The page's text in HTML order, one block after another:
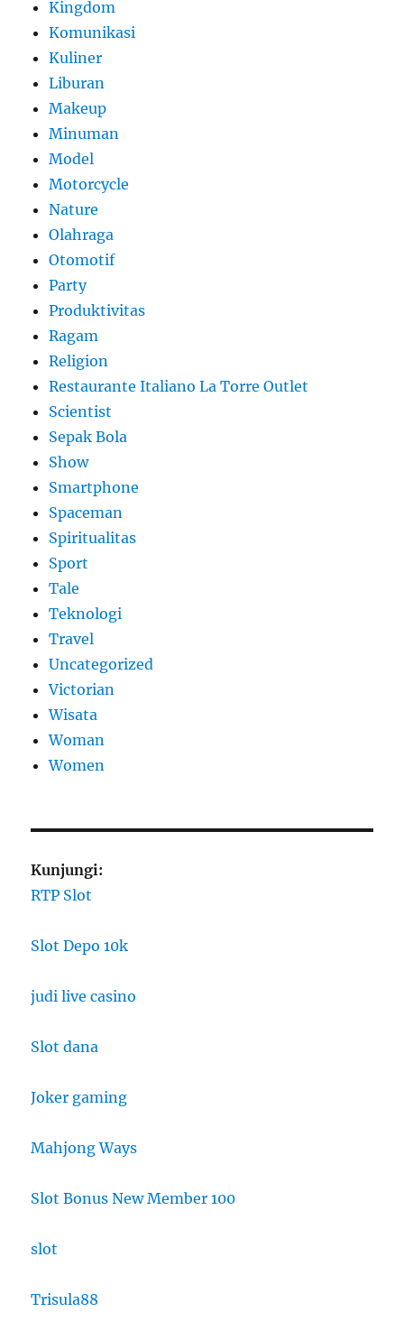
Kingdom
Komunikasi
Kuliner
Liburan
Makeup
Minuman
Model
Motorcycle
Nature
Olahraga
Otomotif
Party
Produktivitas
Ragam
Religion
Restaurante Italiano La Torre Outlet
Scientist
Sepak Bola
Show
Smartphone
Spaceman
Spiritualitas
Sport
Tale
Teknologi
Travel
Uncategorized
Victorian
Wisata
Woman
Women
Kunjungi:
RTP Slot
Slot Depo 10k
judi live casino
Slot dana
Joker gaming
Mahjong Ways
Slot Bonus New Member 100
slot
Trisula88